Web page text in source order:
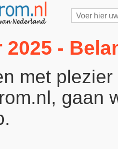
2025 -
met
gaan